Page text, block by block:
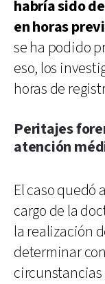
habría sido
en horas
se ha podido
eso, los
horas de
Peritajes
atención
El caso quedó
cargo de la
la realización
determinar
circunstancias